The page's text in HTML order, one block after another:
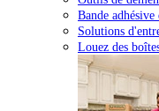
Bande
Solutions
Louez des